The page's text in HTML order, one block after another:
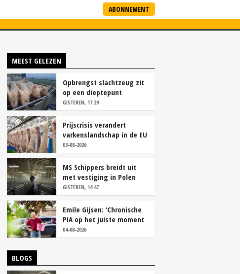
ABONNEMENT
MEEST GELEZEN
Opbrengst slachtzeug zit
op een dieptepunt
GISTEREN, 17:29
Prijscrisis verandert
varkenslandschap in de EU
rap
03-08-2026
MS Schippers breidt uit
met vestiging in Polen
GISTEREN, 14:47
Emile Gijsen: ‘Chronische
PIA op het juiste moment
tackelen’
04-08-2026
BLOGS